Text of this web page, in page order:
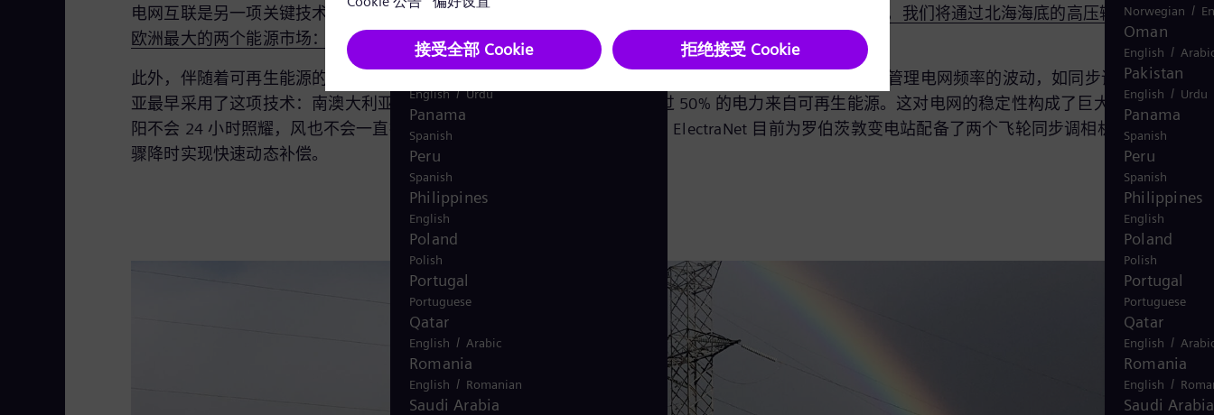
Norwegian /
Oman
English /
Pakistan
English / Urdu
Panama
Spanish
Peru
Spanish
Philippines
English
Poland
Polish
Portugal
Portuguese
Qatar
English /
Romania
English /
Saudi Arabia
电网互联是另一项关键技术，通过跨境共享可再生能源助力实现能源转型。例如，
在 NeuConnect 项目中，我们将通过北海海底的高压输电电缆，连接
欧洲最大的两个能源市场：德国和英国
，满足两国 150 万户家庭的电力需求。
此外，伴随着可再生能源的发展，电网也日渐向分布式发电方式转变，这就需要额外的技术来平衡负载和管理电网频率的波动，如同步调相机。澳大
亚最早采用了这项技术：南澳大利亚电网运营商 ElectraNet 的电网中，超过 50% 的电力来自可再生能源。这对电网的稳定性构成了巨大挑战，因为太
阳不会 24 小时照耀，风也不会一直持续不断。为了避免潜在的停电风险， ElectraNet 目前为罗伯茨敦变电站配备了两个飞轮同步调相机，在系统频率
骤降时实现快速动态补偿。
Norwegian/English
Oman
English/Arabic
Pakistan
English/Urdu
Panama
Spanish
Peru
Spanish
Philippines
English
Poland
Polish
Portugal
Portuguese
Qatar
English / Arabic
Romania
English / Romanian
Saudi Arabia